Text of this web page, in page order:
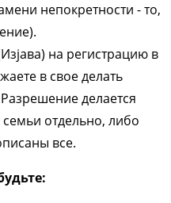
непокретности - то,
на регистрацию в
в свое делать
делается
отдельно, либо
все.